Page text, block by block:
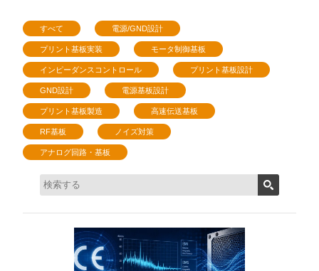
すべて 電源/GND設計
プリント基板実装 モータ制御基板
インピーダンスコントロール プリント基板設計
GND設計 電源基板設計
プリント基板製造 高速伝送基板
RF基板 ノイズ対策
アナログ回路・基板